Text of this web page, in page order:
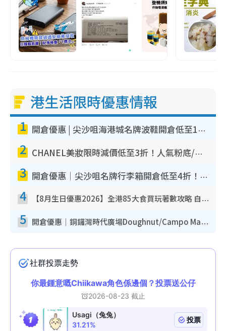
港生活限時優惠情報
1 開倉優惠 | 尖沙咀海港城名牌波鞋開倉低至1折！On鞋$899起／Joy&Peace鞋履$98起
2 CHANEL美妝限時減價低至3折！人氣粉底/唇膏/精華液低至$275！COCO香水都有平
3 開倉優惠｜尖沙咀名牌行李箱開倉低至4折！一連5日 American Tourister/ace./Hallmark $200起！
4 【8月生日優惠2026】全港85大食買玩著數攻略 自助餐/火鍋放題同行免費＋誠品/DONKI送現金券
5 開倉優惠｜銅鑼灣時代廣場Doughnut/Campo Marzio開倉低至1折！背囊、書包、手袋劈價$200起